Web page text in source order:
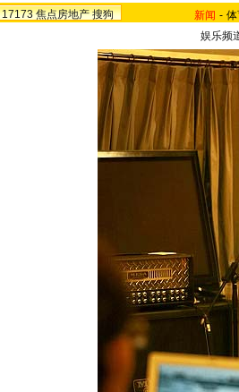
17173 焦点房地产 搜狗 新闻 -
娱乐频